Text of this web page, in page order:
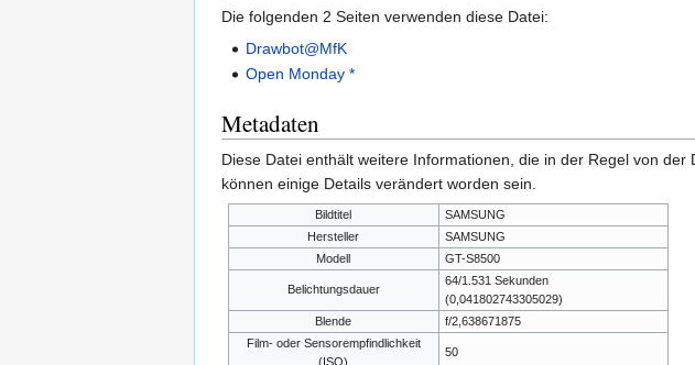
Die folgenden 2 Seiten verwenden diese Datei:
Drawbot@MfK
Open Monday *
Metadaten
Diese Datei enthält weitere Informationen, die in der Regel von
können einige Details verändert worden sein.
Bildtitel
SAMSUNG
Hersteller
SAMSUNG
Modell
GT-S8500
Belichtungsdauer
64/1.531 Sekunden
(0,041802743305029)
Blende
f/2,638671875
Film- oder Sensorempfindlichkeit
(ISO)
50